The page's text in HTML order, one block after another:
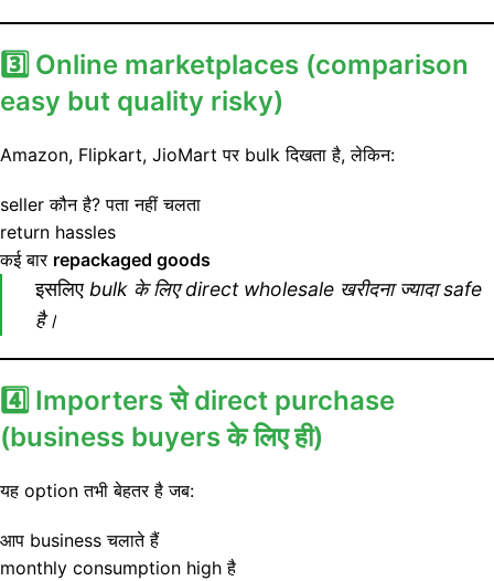
3️⃣ Online marketplaces (comparison
easy but quality risky)
Amazon, Flipkart, JioMart पर bulk दिखता है, लेकिन:
seller कौन है? पता नहीं चलता
return hassles
कई बार repackaged goods
इसलिए bulk के लिए direct wholesale खरीदना ज्यादा safe
है।
4️⃣ Importers से direct purchase
(business buyers के लिए ही)
यह option तभी बेहतर है जब:
आप business चलाते हैं
monthly consumption high है